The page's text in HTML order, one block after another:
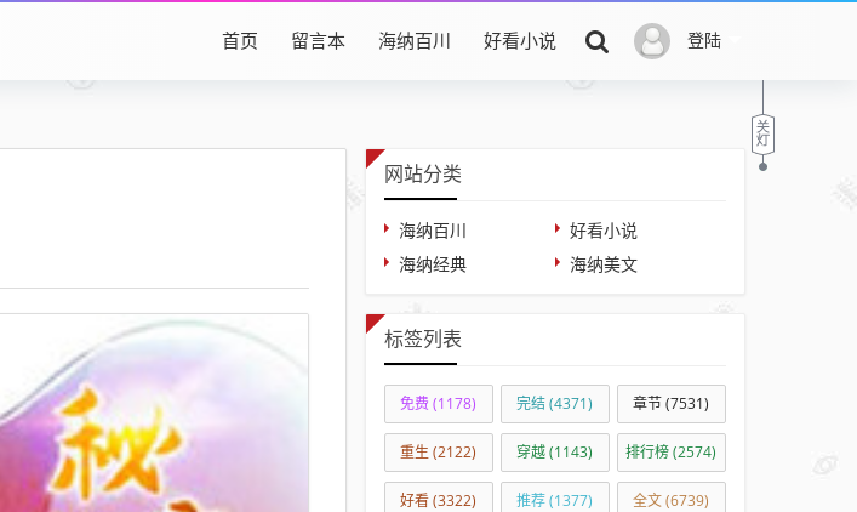
登陆
首页 留言本 海纳百川 好看小说
网站分类
海纳百川
好看小说
海纳经典
海纳美文
标签列表
免费 (1178) 完结(4371) 章节(7531)
重生 (2122) 穿越(1143) 排行榜(2574)
好看(3322) 推荐(1377) 全文(6739)